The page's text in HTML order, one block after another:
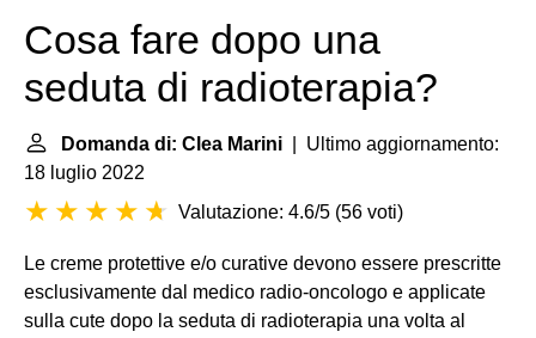
Cosa fare dopo una
seduta di radioterapia?
Domanda di: Clea Marini | Ultimo aggiornamento:
18 luglio 2022
Valutazione: 4.6/5 (56 voti)
Le creme protettive e/o curative devono essere prescritte
esclusivamente dal medico radio-oncologo e applicate
sulla cute dopo la seduta di radioterapia una volta al